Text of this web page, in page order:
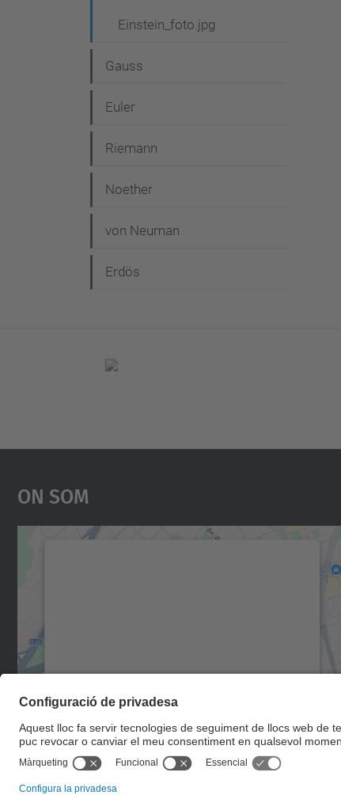
Einstein_foto.jpg
Gauss
Euler
Riemann
Noether
von Neuman
Erdös
On Som
Més Informació
Accepta
powered by
Usercentrics Consent